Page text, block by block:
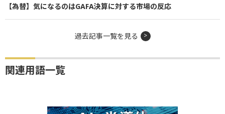
【為替】気になるのはGAFA決算に対する市場の反応
過去記事一覧を見る
関連用語一覧